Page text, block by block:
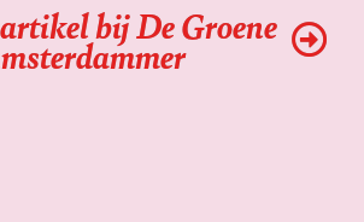
bij De Groene